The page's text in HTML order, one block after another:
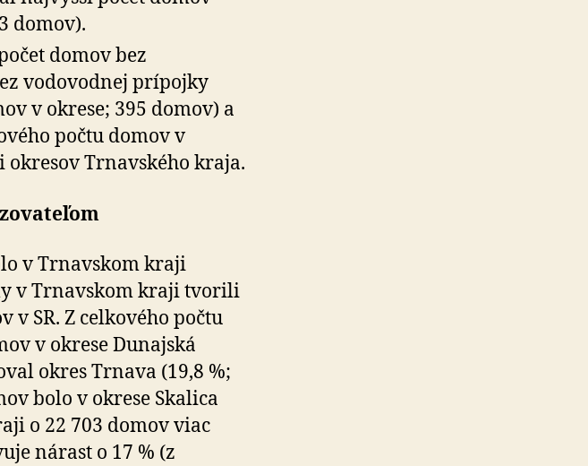
domov).
domov bez
vodovodnej prípojky
v okrese; 395 domov) a
počtu domov v
okresov Trnavského kraja.
v Trnavskom kraji
v Trnavskom kraji tvorili
v SR. Z celkového počtu
v okrese Dunajská
okres Trnava (19,8 %;
bolo v okrese Skalica
o 22 703 domov viac
nárast o 17 % (z